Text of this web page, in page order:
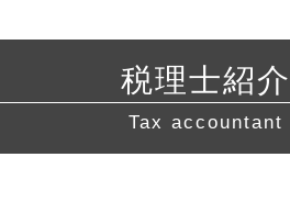
税務署 密告
確定申告 医療費控除
確定申告 etax
税務署 相談
経営相談 藤沢市 税理士 相談
経営相談 東京都 相談
許認可 東海地方 税理士 相談
会社設立 川崎市 税理士 相談
税理士紹介
Tax accountant